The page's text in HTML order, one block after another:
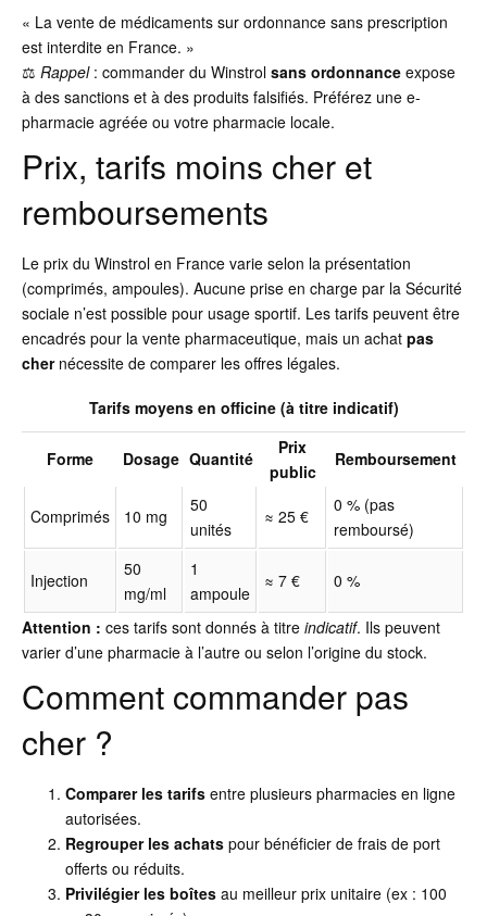
« La vente de médicaments sur ordonnance sans prescription
est interdite en France. »
⚖️ Rappel: commander du Winstrol sans ordonnance expose
à des sanctions et à des produits falsifiés. Préférez une e-
pharmacie agréée ou votre pharmacie locale.
Prix, tarifs moins cher et
remboursements
Le prix du Winstrol en France varie selon la présentation
(comprimés, ampoules). Aucune prise en charge par la Sécurité
sociale n’est possible pour usage sportif. Les tarifs peuvent être
encadrés pour la vente pharmaceutique, mais un achat pas
chernécessite de comparer les offres légales.
Tarifs moyens en officine (à titre indicatif)
Forme Dosage Quantité
Prix
public
Remboursement
Comprimés 10 mg
50
unités
≈ 25 €
0 % (pas
remboursé)
Injection
50
mg/ml
1
ampoule
≈ 7 € 0 %
Attention : ces tarifs sont donnés à titre indicatif. Ils peuvent
varier d’une pharmacie à l’autre ou selon l’origine du stock.
Comment commander pas
cher ?
Comparer les tarifs entre plusieurs pharmacies en ligne
autorisées.
Regrouper les achats pour bénéficier de frais de port
offerts ou réduits.
Privilégier les boîtes au meilleur prix unitaire (ex : 100